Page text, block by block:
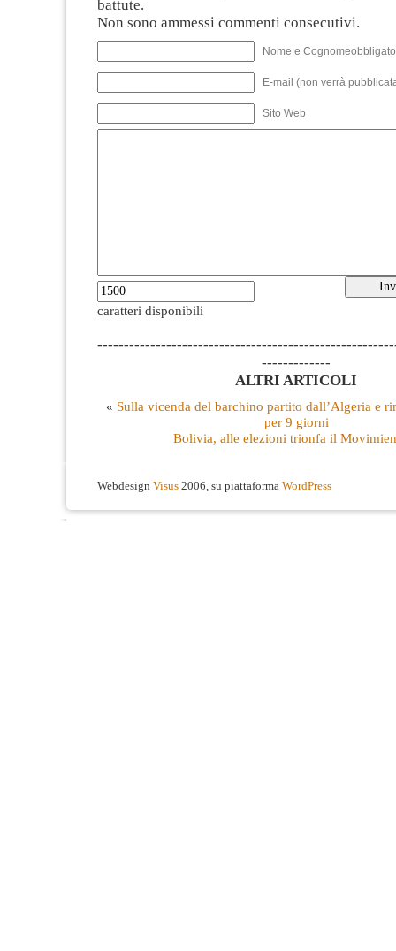
battute.
Non sono ammessi commenti consecutivi.
Nome e
E-mail (non verrà
Sito Web
caratteri disponibili
-------------
ALTRI ARTICOLI
« Sulla vicenda del barchino partito dall’Algeria e
per 9 giorni
Bolivia, alle elezioni trionfa il
Webdesign Visus 2006, su piattaforma WordPress